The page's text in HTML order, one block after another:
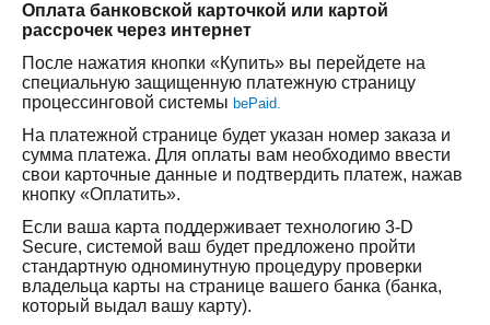
Оплата банковской карточкой или картой
рассрочек через интернет
После нажатия кнопки «Купить» вы перейдете на
специальную защищенную платежную страницу
процессинговой системы bePaid.
На платежной странице будет указан номер заказа и
сумма платежа. Для оплаты вам необходимо ввести
свои карточные данные и подтвердить платеж, нажав
кнопку «Оплатить».
Если ваша карта поддерживает технологию 3-D
Secure, системой ваш будет предложено пройти
стандартную одноминутную процедуру проверки
владельца карты на странице вашего банка (банка,
который выдал вашу карту).